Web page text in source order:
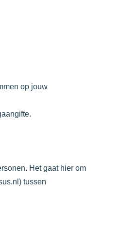
op jouw
Het gaat hier om
) tussen